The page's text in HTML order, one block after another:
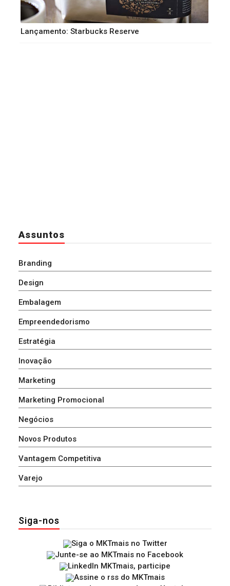
Lançamento: Starbucks Reserve
Assuntos
Branding
Design
Embalagem
Empreendedorismo
Estratégia
Inovação
Marketing
Marketing Promocional
Negócios
Novos Produtos
Vantagem Competitiva
Varejo
Siga-nos